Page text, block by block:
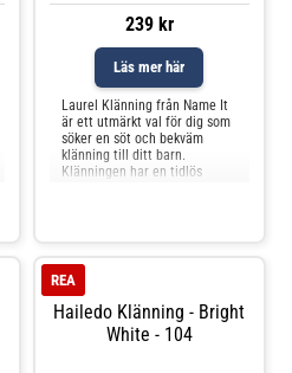
239 kr
Läs mer här
Laurel Klänning från Name It
är ett utmärkt val för dig som
söker en söt och bekväm
klänning till ditt barn.
Klänningen har en tidlös
sig fritt och
Hailedo Klänning - Bright
White - 104
REA